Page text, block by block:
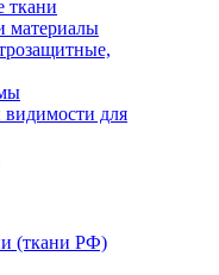
ткани
материалы
для
(ткани РФ)